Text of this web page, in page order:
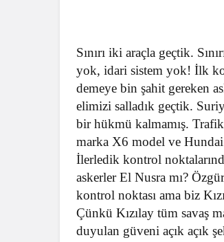
Sınırı iki araçla geçtik.
yok, idari sistem yok! İlk
demeye bin şahit gereken
elimizi salladık geçtik.
bir hükmü kalmamış.
marka X6 model ve Hundai
İlerledik kontrol
askerler El Nusra mı?
kontrol noktası ama biz
Çünkü Kızılay tüm savaş
duyulan güveni açık açık